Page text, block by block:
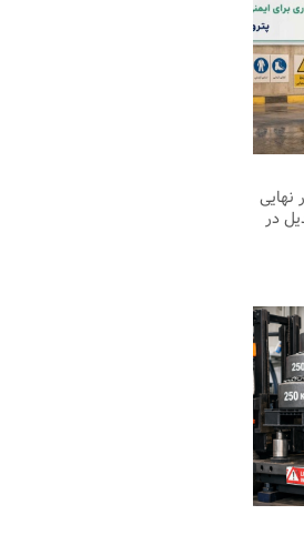
نهایی
در